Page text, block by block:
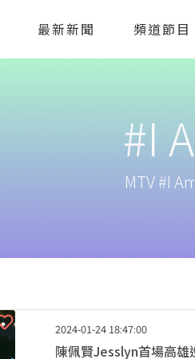
最新新聞 頻道節目
#I
MTV #I
2024-01-24 18:47:00
陳佩賢Jesslyn首場高雄